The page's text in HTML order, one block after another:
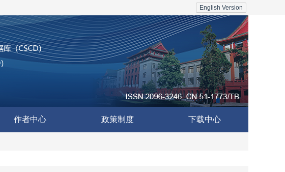
English Version
作者中心 政策制度 下载中心